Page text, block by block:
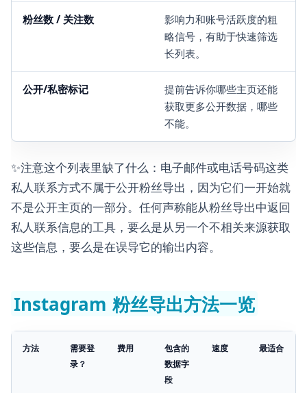
粉丝数 / 关注数
影响力和账号活跃度的粗
略信号，有助于快速筛选
长列表。
公开/私密标记
提前告诉你哪些主页还能
获取更多公开数据，哪些
不能。
✨注意这个列表里缺了什么：电子邮件或电话号码这类
私人联系方式不属于公开粉丝导出，因为它们一开始就
不是公开主页的一部分。任何声称能从粉丝导出中返回
私人联系信息的工具，要么是从另一个不相关来源获取
这些信息，要么是在误导它的输出内容。
Instagram 粉丝导出方法一览
方法
需要登
录？
费用
包含的
数据字
段
速度 最适合